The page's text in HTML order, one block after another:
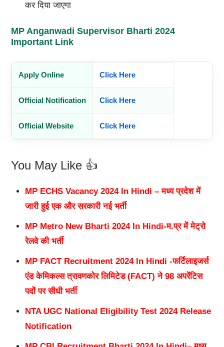
कर दिया जाएगा
MP Anganwadi Supervisor Bharti 2024
Important Link
Apply Online Click Here
Official Notification Click Here
Official Website Click Here
You May Like 👍
MP ECHS Vacancy 2024 In Hindi – मध्य प्रदेश में
जारी हुई एक और सरकारी नई भर्ती
MP Metro New Bharti 2024 In Hindi-म.प्र में मेट्रो
रेलवे की भर्ती
MP FACT Recruitment 2024 In Hindi -फर्टिलाइजर्स
एंड केमिकल्स त्रावणकोर लिमिटेड (FACT) ने 98 अपरेंटिस
पदों पर सीधी भर्ती
NTA UGC National Eligibility Test 2024 Release
Notification